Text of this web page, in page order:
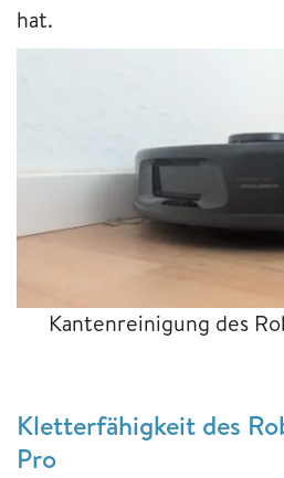
hat.
Kantenreinigung des
Kletterfähigkeit des
Pro